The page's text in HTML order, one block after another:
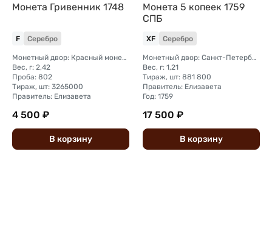
Монета Гривенник 1748
F Серебро
Монетный двор: Красный монетный двор (Москва)
Вес, г: 2,42
Проба: 802
Тираж, шт: 3265000
Правитель: Елизавета
4 500 ₽
В корзину
Монета 5 копеек 1759
СПБ
XF Серебро
Монетный двор: Санкт-Петербургский монетный двор
Вес, г: 1,21
Тираж, шт: 881 800
Правитель: Елизавета
Год: 1759
17 500 ₽
В корзину